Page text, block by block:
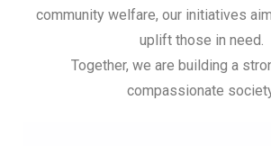
community welfare, our initiatives
uplift those in need.
Together, we are building a
compassionate